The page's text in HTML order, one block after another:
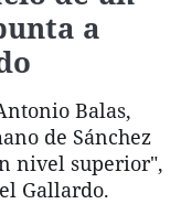
a
Balas,
de Sánchez
nivel superior",
Gallardo.